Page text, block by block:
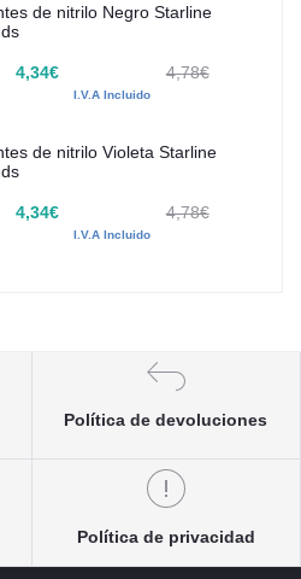
de nitrilo Negro Starline
4,34€ 4,78€
I.V.A Incluido
de nitrilo Violeta Starline
4,34€ 4,78€
I.V.A Incluido
Política de devoluciones
Política de privacidad